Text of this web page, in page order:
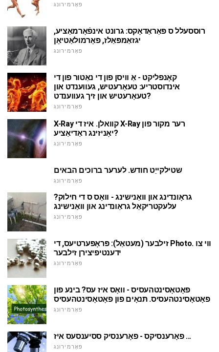
פאָרמירונג
רוססעלל ס פּאַראַדאָקס: גרונט אינפֿאָרמאַציע,
יגזאַמפּאַלז, פאָרמולאַטיאָן
פאָרמירונג
קאָנפליקט - אַ וויסן פון די נאַטור פון די
אינדוסטריע: טעאָרעטיש, געווענדט און
טעאָרעטיש און זיך געווענדט?
פאָרמירונג
X-Ray קוואלן. איז די X-Ray רער מקור פון
יאָניזינג ראַדיאַציע?
פאָרמירונג
שטילקייַט חודש. לערער ברוכים הבאים
פאָרמירונג
גראָונדינג און וואַנישינג - וואָס ס די חילוק?
עלעקטריקאַל גראַונדינג און וואַנישינג
פאָרמירונג
זילבער (מעטאַל): פּראָפּערטיעס, די Photo. ווי צו
ידענטיפיצירן זילבער
פאָרמירונג
פאָטאָסינטהעסיס - וואָס איז עס? בינע פון
פאָטאָסינטהעסיס. תּנאָים פון פאָטאָסינטהעסיס
פאָרמירונג
פאָרענסיקס - פאָרענסיק ססיענסעס איז ...
פאָרמירונג